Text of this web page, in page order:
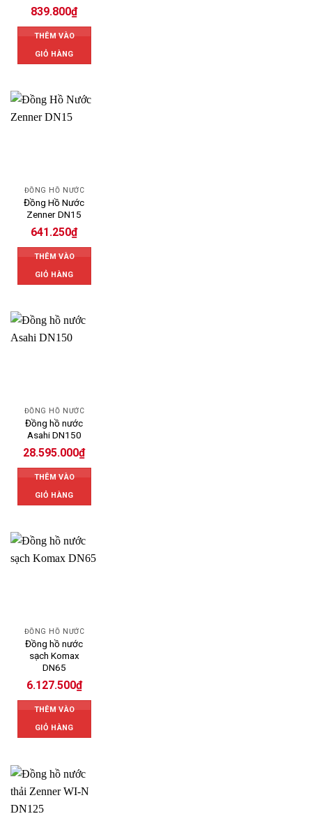
839.800₫
THÊM VÀO
GIỎ HÀNG
ĐỒNG HỒ NƯỚC
Đồng Hồ Nước
Zenner DN15
641.250₫
THÊM VÀO
GIỎ HÀNG
ĐỒNG HỒ NƯỚC
Đồng hồ nước
Asahi DN150
28.595.000₫
THÊM VÀO
GIỎ HÀNG
ĐỒNG HỒ NƯỚC
Đồng hồ nước
sạch Komax
DN65
6.127.500₫
THÊM VÀO
GIỎ HÀNG